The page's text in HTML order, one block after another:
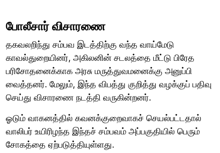
போலீசார் விசாரணை
தகவலறிந்து சம்பவ இடத்திற்கு வந்த வாய்மேடு
காவல்துறையினர், அகிலனின் சடலத்தை மீட்டு பிரேத
பரிசோதனைக்காக அரசு மருத்துவமனைக்கு அனுப்பி
வைத்தனர். மேலும், இந்த விபத்து குறித்து வழக்குப் பதிவு
செய்து விசாரணை நடத்தி வருகின்றனர்.
ஓடும் வாகனத்தில் கவனக்குறைவாகச் செயல்பட்டதால்
வாலிபர் உயிரிழந்த இந்தச் சம்பவம் அப்பகுதியில் பெரும்
சோகத்தை ஏற்படுத்தியுள்ளது.